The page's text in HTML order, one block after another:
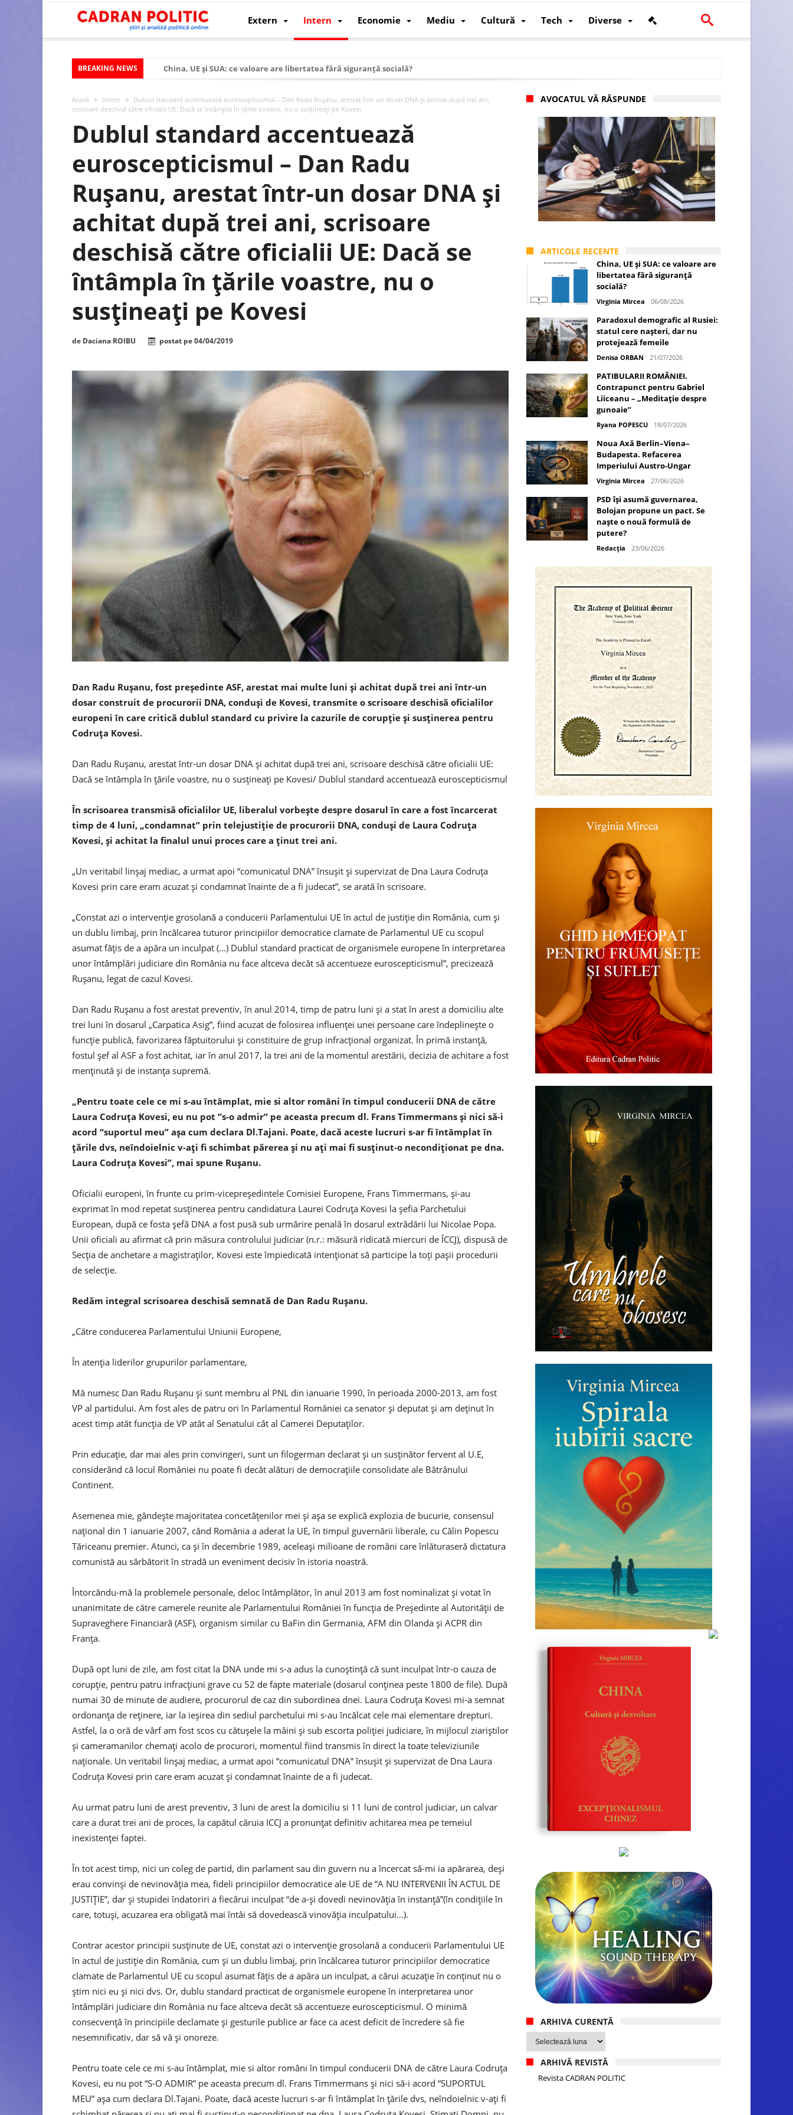
Extern Intern Economie Mediu Cultură Tech Diverse
BREAKING NEWS
China, UE și SUA: ce valoare are libertatea fără siguranță socială?
Modelul economic al SUA: cum au devenit cea mai mare economie a lumii
Modelul economic al Chinei: cum a devenit atelierul lumii și rivalul economic al SUA
Occidentul obosit și Estul care revine: o realitate pe care România o simte, nu o spune
Viitorul României în Uniunea Europeană. Ce ne așteaptă? – O analiză structurală a demografiei, fiscalității și poziției României în U.E.
Controlul minții prin nanoparticule
Huawei dezvoltă un nou cip AI pentru a înlocui Nvidia
Acasă Intern
Dublul standard accentuează euroscepticismul – Dan Radu Ruşanu, arestat într-un dosar DNA şi achitat după trei ani,
scrisoare deschisă către oficialii UE: Dacă se întâmpla în ţările voastre, nu o susţineaţi pe Kovesi
Dublul standard accentuează
euroscepticismul – Dan Radu
Ruşanu, arestat într-un dosar DNA şi
achitat după trei ani, scrisoare
deschisă către oficialii UE: Dacă se
întâmpla în ţările voastre, nu o
susţineaţi pe Kovesi
de Daciana ROIBU postat pe04/04/2019
Dan Radu Ruşanu, fost preşedinte ASF, arestat mai multe luni şi achitat după trei ani într-un
dosar construit de procurorii DNA, conduşi de Kovesi, transmite o scrisoare deschisă oficialilor
europeni în care critică dublul standard cu privire la cazurile de corupţie şi susţinerea pentru
Codruţa Kovesi.
Dan Radu Ruşanu, arestat într-un dosar DNA şi achitat după trei ani, scrisoare deschisă către oficialii UE:
Dacă se întâmpla în ţările voastre, nu o susţineaţi pe Kovesi/ Dublul standard accentuează euroscepticismul
În scrisoarea transmisă oficialilor UE, liberalul vorbeşte despre dosarul în care a fost încarcerat
timp de 4 luni, „condamnat” prin telejustiţie de procurorii DNA, conduşi de Laura Codruţa
Kovesi, şi achitat la finalul unui proces care a ţinut trei ani.
„Un veritabil linşaj mediac, a urmat apoi “comunicatul DNA” însuşit şi supervizat de Dna Laura Codruţa
Kovesi prin care eram acuzat şi condamnat înainte de a fi judecat”, se arată în scrisoare.
„Constat azi o intervenţie grosolană a conducerii Parlamentului UE în actul de justiţie din România, cum şi
un dublu limbaj, prin încălcarea tuturor principiilor democratice clamate de Parlamentul UE cu scopul
asumat făţis de a apăra un inculpat (…) Dublul standard practicat de organismele europene în interpretarea
unor întâmplări judiciare din România nu face altceva decât să accentueze euroscepticismul”, precizează
Ruşanu, legat de cazul Kovesi.
Dan Radu Ruşanu a fost arestat preventiv, în anul 2014, timp de patru luni şi a stat în arest a domiciliu alte
trei luni în dosarul „Carpatica Asig”, fiind acuzat de folosirea influenţei unei persoane care îndeplineşte o
funcţie publică, favorizarea făptuitorului şi constituire de grup infracţional organizat. În primă instanţă,
fostul şef al ASF a fost achitat, iar în anul 2017, la trei ani de la momentul arestării, decizia de achitare a fost
menţinută şi de instanţa supremă.
„Pentru toate cele ce mi s-au întâmplat, mie si altor români în timpul conducerii DNA de către
Laura Codruţa Kovesi, eu nu pot “s-o admir” pe aceasta precum dl. Frans Timmermans şi nici să-i
acord “suportul meu” aşa cum declara Dl.Tajani. Poate, dacă aceste lucruri s-ar fi întâmplat în
ţările dvs, neîndoielnic v-aţi fi schimbat părerea şi nu aţi mai fi susţinut-o necondiţionat pe dna.
Laura Codruţa Kovesi”, mai spune Ruşanu.
Oficialii europeni, în frunte cu prim-vicepreşedintele Comisiei Europene, Frans Timmermans, şi-au
exprimat în mod repetat susţinerea pentru candidatura Laurei Codruţa Kovesi la şefia Parchetului
European, după ce fosta şefă DNA a fost pusă sub urmărire penală în dosarul extrădării lui Nicolae Popa.
Unii oficiali au afirmat că prin măsura controlului judiciar (n.r.: măsură ridicată miercuri de ÎCCJ), dispusă de
Secţia de anchetare a magistraţilor, Kovesi este împiedicată intenţionat să participe la toţi paşii procedurii
de selecţie.
Redăm integral scrisoarea deschisă semnată de Dan Radu Rușanu.
„Către conducerea Parlamentului Uniunii Europene,
În atenţia liderilor grupurilor parlamentare,
Mă numesc Dan Radu Ruşanu şi sunt membru al PNL din ianuarie 1990, în perioada 2000-2013, am fost
VP al partidului. Am fost ales de patru ori în Parlamentul României ca senator şi deputat şi am deţinut în
acest timp atât funcţia de VP atât al Senatului cât al Camerei Deputaţilor.
Prin educaţie, dar mai ales prin convingeri, sunt un filogerman declarat şi un susţinător fervent al U.E,
considerând că locul României nu poate fi decât alături de democraţiile consolidate ale Bătrânului
Continent.
Asemenea mie, gândește majoritatea concetăţenilor mei şi aşa se explică explozia de bucurie, consensul
naţional din 1 ianuarie 2007, când România a aderat la UE, în timpul guvernării liberale, cu Călin Popescu
Tăriceanu premier. Atunci, ca şi în decembrie 1989, aceleaşi milioane de români care înlăturaseră dictatura
comunistă au sărbătorit în stradă un eveniment decisiv în istoria noastră.
Întorcându-mă la problemele personale, deloc întâmplător, în anul 2013 am fost nominalizat şi votat în
unanimitate de către camerele reunite ale Parlamentului României în funcţia de Preşedinte al Autorităţii de
Supraveghere Financiară (ASF), organism similar cu BaFin din Germania, AFM din Olanda şi ACPR din
Franţa.
După opt luni de zile, am fost citat la DNA unde mi s-a adus la cunoştinţă că sunt inculpat într-o cauza de
corupţie, pentru patru infracţiuni grave cu 52 de fapte materiale (dosarul conţinea peste 1800 de file). După
numai 30 de minute de audiere, procurorul de caz din subordinea dnei. Laura Codruţa Kovesi mi-a semnat
ordonanţa de reţinere, iar la ieşirea din sediul parchetului mi s-au încălcat cele mai elementare drepturi.
Astfel, la o oră de vârf am fost scos cu cătuşele la mâini şi sub escorta poliţiei judiciare, în mijlocul ziariştilor
şi cameramanilor chemaţi acolo de procurori, momentul fiind transmis în direct la toate televiziunile
naţionale. Un veritabil linşaj mediac, a urmat apoi “comunicatul DNA” însuşit şi supervizat de Dna Laura
Codruţa Kovesi prin care eram acuzat şi condamnat înainte de a fi judecat.
Au urmat patru luni de arest preventiv, 3 luni de arest la domiciliu si 11 luni de control judiciar, un calvar
care a durat trei ani de proces, la capătul căruia ICCJ a pronunţat definitiv achitarea mea pe temeiul
inexistenţei faptei.
În tot acest timp, nici un coleg de partid, din parlament sau din guvern nu a încercat să-mi ia apărarea, deşi
erau convinşi de nevinovăţia mea, fideli principiilor democratice ale UE de “A NU INTERVENII ÎN ACTUL DE
JUSTIŢIE”, dar şi stupidei îndatoriri a fiecărui inculpat “de a-şi dovedi nevinovăţia în instanţă”(în condiţiile în
care, totuşi, acuzarea era obligată mai întâi să dovedească vinovăţia inculpatului…).
Contrar acestor principii susţinute de UE, constat azi o intervenţie grosolană a conducerii Parlamentului UE
în actul de justiţie din România, cum şi un dublu limbaj, prin încălcarea tuturor principiilor democratice
clamate de Parlamentul UE cu scopul asumat făţis de a apăra un inculpat, a cărui acuzaţie în conţinut nu o
ştim nici eu şi nici dvs. Or, dublu standard practicat de organismele europene în interpretarea unor
întâmplări judiciare din România nu face altceva decât să accentueze euroscepticismul. O minimă
consecvenţă în principiile declamate şi gesturile publice ar face ca acest deficit de încredere să fie
nesemnificativ, dar să vă şi onoreze.
Pentru toate cele ce mi s-au întâmplat, mie si altor români în timpul conducerii DNA de către Laura Codruţa
Kovesi, eu nu pot “S-O ADMIR” pe aceasta precum dl. Frans Timmermans şi nici să-i acord “SUPORTUL
MEU” aşa cum declara Dl.Tajani. Poate, dacă aceste lucruri s-ar fi întâmplat în ţările dvs, neîndoielnic v-aţi fi
AVOCATUL VĂ RĂSPUNDE
ARTICOLE RECENTE
China, UE și SUA: ce valoare are
libertatea fără siguranță
socială?
Virginia Mircea 06/08/2026
Paradoxul demografic al Rusiei:
statul cere nașteri, dar nu
protejează femeile
Denisa ORBAN 21/07/2026
PATIBULARII ROMÂNIEI.
Contrapunct pentru Gabriel
Liiceanu – „Meditație despre
gunoaie”
Ryana POPESCU 18/07/2026
Noua Axă Berlin–Viena–
Budapesta. Refacerea
Imperiului Austro-Ungar
Virginia Mircea 27/06/2026
PSD își asumă guvernarea,
Bolojan propune un pact. Se
naște o nouă formulă de
putere?
Redacția 23/06/2026
ARHIVA CURENTĂ
Arhiva
curentă
ARHIVĂ REVISTĂ
Revista CADRAN POLITIC